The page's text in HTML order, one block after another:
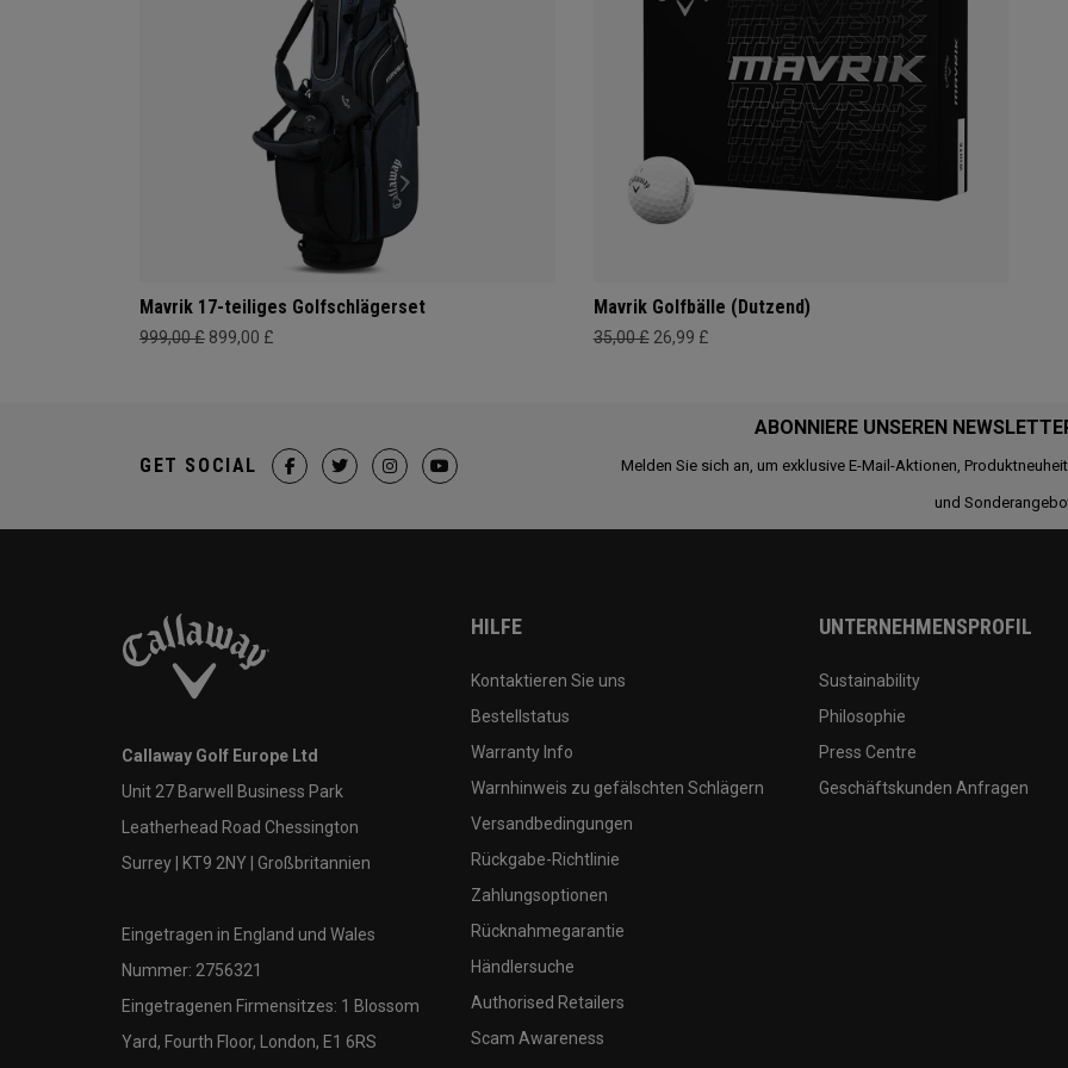
Mavrik 17-teiliges Golfschlägerset
999,00 £ 899,00 £
Mavrik Golfbälle (Dutzend)
35,00 £ 26,99 £
ABONNIERE UNSEREN
Melden Sie sich an, um exklusive E-Mail-Aktionen,
und
GET SOCIAL
Callaway Golf Europe Ltd
Unit 27 Barwell Business Park
Leatherhead Road Chessington
Surrey | KT9 2NY | Großbritannien
Eingetragen in England und Wales
Nummer: 2756321
Eingetragenen Firmensitzes: 1 Blossom
Yard, Fourth Floor, London, E1 6RS
HILFE
Kontaktieren Sie uns
Bestellstatus
Warranty Info
Warnhinweis zu gefälschten Schlägern
Versandbedingungen
Rückgabe-Richtlinie
Zahlungsoptionen
Rücknahmegarantie
Händlersuche
Authorised Retailers
Scam Awareness
UNTERNEHMENSPROFIL
Sustainability
Philosophie
Press Centre
Geschäftskunden Anfragen